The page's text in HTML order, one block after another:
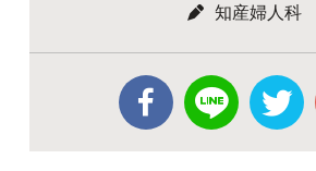
知産婦人科